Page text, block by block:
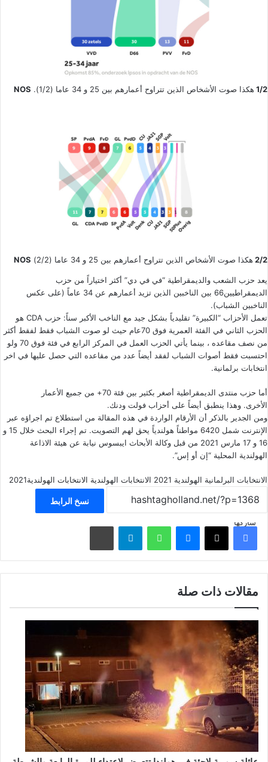
1/2 هكذا صوت الأشخاص الذين تتراوح أعمارهم بين 25 و 34 عاما (1/2). NOS
2/2 هكذا صوت الأشخاص الذين تتراوح أعمارهم بين 25 و 34 عاما (2/2) NOS
يعد حزب الشعب والديمقراطية “في في دي” أكثر اختياراً من حزب
الديمقراطيين66 بين الناخبين الذين تزيد أعمارهم عن 34 عاماً (على عكس
الناخبين الشباب).
تعمل الأحزاب “الكبيرة” تقليدياً بشكل جيد مع الناخب الأكبر سناً: حزب CDA هو
الحزب الثاني في الفئة العمرية فوق 70عام حيث لو صوت الشباب فقط لفقط أكثر
من نصف مقاعده ، بينما يأتي الحزب العمل في المركز الرابع في فئة فوق 70 ولو
احتسبت فقط أصوات الشباب لفقد أيضاً عدد من مقاعده التي حصل عليها في اخر
انتخابات برلمانية.
أما حزب منتدى الديمقراطية أصغر بكثير بين فئة 70+ من جميع الأعمار
الأخرى. وهذا ينطبق أيضاً على أحزاب فولت ودنك.
ومن الجدير بالذكر أن الأرقام الواردة في هذه المقالة من استطلاع تم اجراؤه عبر
الإنترنت شمل 6420 مواطناً هولندياً يحق لهم التصويت. تم إجراء البحث خلال 15 و
16 و 17 مارس 2021 من قبل وكالة الأبحاث ايبسوس نيابة عن هيئة الاذاعة
الهولندية المحلية “إن أو إس”.
الانتخابات البرلمانية الهولندية 2021 الانتخابات الهولندية الانتخابات الهولندية2021
نسخ الرابط
شاركهافيسبوك ‫X ماسنجر واتساب تيلقرام مشاركة عبر البريد
مقالات ذات صلة